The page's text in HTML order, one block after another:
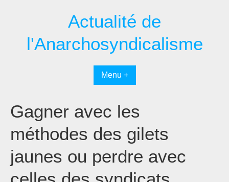
Actualité de
l'Anarchosyndicalisme
Menu +
Gagner avec les
méthodes des gilets
jaunes ou perdre avec